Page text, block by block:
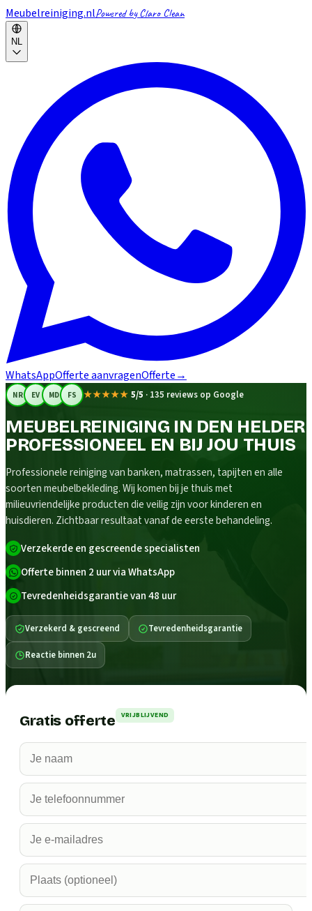
Meubelreiniging.nlPowered by Claro Clean
NL
WhatsAppOfferte aanvragenOfferte→
NR EV MD FS ★★★★★ 5/5 · 135 reviews op Google
MEUBELREINIGING IN DEN HELDER
PROFESSIONEEL EN BIJ JOU THUIS
Professionele reiniging van banken, matrassen, tapijten en alle
soorten meubelbekleding. Wij komen bij je thuis met
milieuvriendelijke producten die veilig zijn voor kinderen en
huisdieren. Zichtbaar resultaat vanaf de eerste behandeling.
Verzekerde en gescreende specialisten
Offerte binnen 2 uur via WhatsApp
Tevredenheidsgarantie van 48 uur
Verzekerd & gescreend Tevredenheidsgarantie
Reactie binnen 2u
Gratis offerte VRIJBLIJVEND